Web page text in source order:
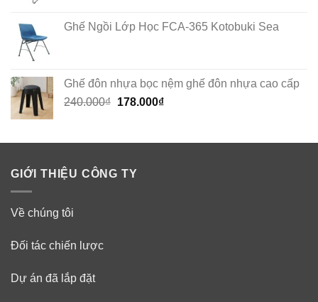
Ghế Ngồi Lớp Học FCA-365 Kotobuki Sea
Ghế đôn nhựa bọc nệm ghế đôn nhựa cao cấp
240.000₫ Original
240.000₫.
178.000₫Current
178.000₫.
GIỚI THIỆU CÔNG TY
Về chúng tôi
Đối tác chiến lược
Dự án đã lắp đặt